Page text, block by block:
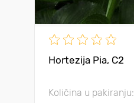
Hortezija Pia, C2
Količina u pakiranju: